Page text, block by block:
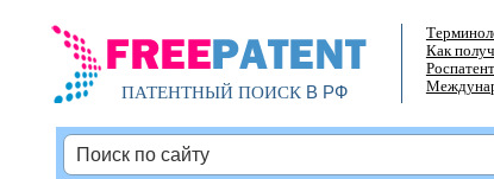
ПАТЕНТНЫЙ ПОИСКВ РФ
Как